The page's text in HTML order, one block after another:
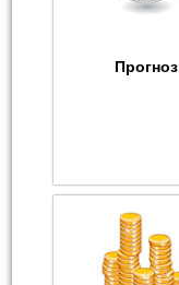
Прогноз